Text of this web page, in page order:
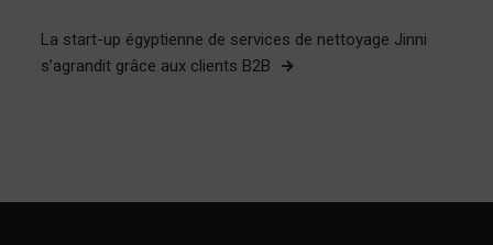
La start-up égyptienne de services de nettoyage Jinni
s’agrandit grâce aux clients B2B